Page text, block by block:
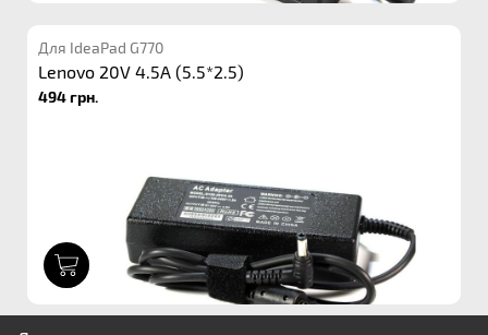
Для IdeaPad G770
Lenovo 20V 4.5A (5.5*2.5)
494 грн.